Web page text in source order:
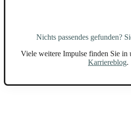
Nichts passendes gefunden?
Viele weitere Impulse finden Sie in
Karriereblog.